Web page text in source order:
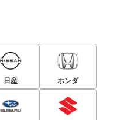
日産 ホンダ